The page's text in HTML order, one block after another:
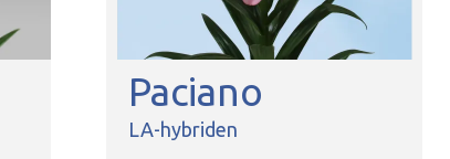
Paciano
LA-hybriden